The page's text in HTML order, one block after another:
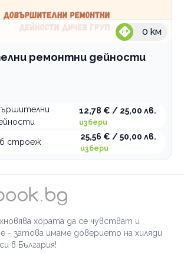
0 км
ремонтни дейности
12,78 € / 25,00 лв.
избери
строеж
25,56 € / 50,00 лв.
избери
хората да се чувстват и
- затова имаме доверието на хиляди
в България!